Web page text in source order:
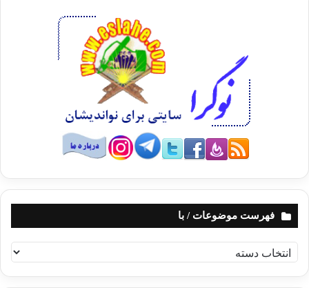
فهرست موضوعات / با
ه
ر